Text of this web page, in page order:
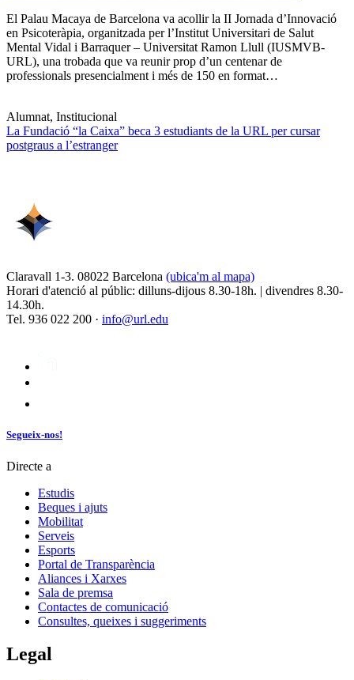
El Palau Macaya de Barcelona va acollir la II Jornada d’Innovació
en Psicoteràpia, organitzada per l’Institut Universitari de Salut
Mental Vidal i Barraquer – Universitat Ramon Llull (IUSMVB-
URL), una trobada que va reunir prop d’un centenar de
professionals presencialment i més de 150 en format…
Alumnat, Institucional
La Fundació “la Caixa” beca 3 estudiants de la URL per cursar
postgraus a l’estranger
Claravall 1-3. 08022 Barcelona (ubica'm al mapa)
Horari d'atenció al públic: dilluns-dijous 8.30-18h. | divendres 8.30-
14.30h.
Tel. 936 022 200 · info@url.edu
Segueix-nos!
Directe a
Estudis
Beques i ajuts
Mobilitat
Serveis
Esports
Portal de Transparència
Aliances i Xarxes
Sala de premsa
Contactes de comunicació
Consultes, queixes i suggeriments
Legal